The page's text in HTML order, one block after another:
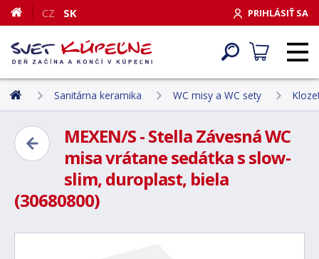
PRIHLÁSIŤ SA
CZ SK
Sanitárna keramika WC misy a WC sety
MEXEN/S - Stella Závesná WC
misa vrátane sedátka s slow-
slim, duroplast, biela
(30680800)